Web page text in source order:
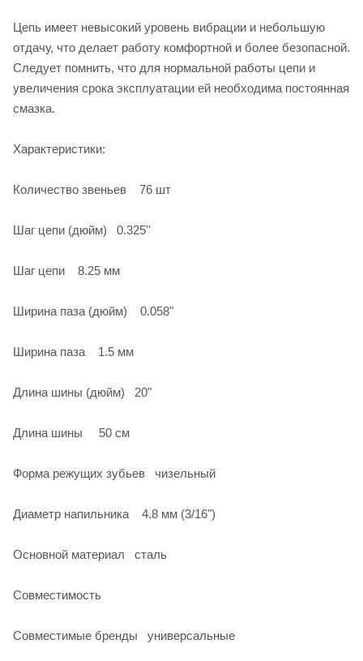
Цепь имеет невысокий уровень вибрации и небольшую
отдачу, что делает работу комфортной и более безопасной.
Следует помнить, что для нормальной работы цепи и
увеличения срока эксплуатации ей необходима постоянная
смазка.
Характеристики:
Количество звеньев 76 шт
Шаг цепи (дюйм) 0.325''
Шаг цепи 8.25 мм
Ширина паза (дюйм) 0.058"
Ширина паза 1.5 мм
Длина шины (дюйм) 20"
Длина шины 50 см
Форма режущих зубьев чизельный
Диаметр напильника 4.8 мм (3/16")
Основной материал сталь
Совместимость
Совместимые бренды универсальные